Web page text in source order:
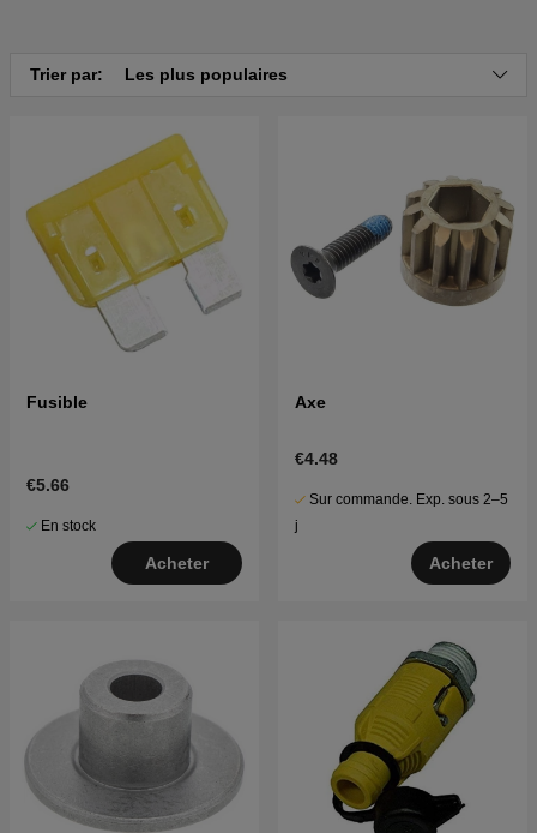
Trier par: Les plus populaires
Fusible
€5.66
En stock
Acheter
Axe
€4.48
Sur commande. Exp. sous 2–5
j
Acheter